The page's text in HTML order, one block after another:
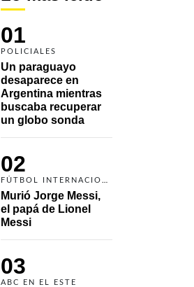
01
POLICIALES
Un paraguayo
desaparece en
Argentina mientras
buscaba recuperar
un globo sonda
02
Murió Jorge Messi,
el papá de Lionel
Messi
03
ABC EN EL ESTE